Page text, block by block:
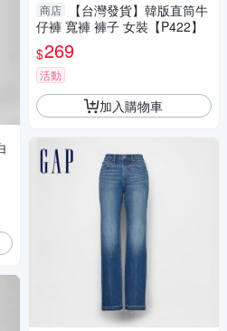
商店
【台灣發貨】韓版直筒牛
仔褲 寬褲 褲子 女裝【P422】
$269
活動
加入購物車